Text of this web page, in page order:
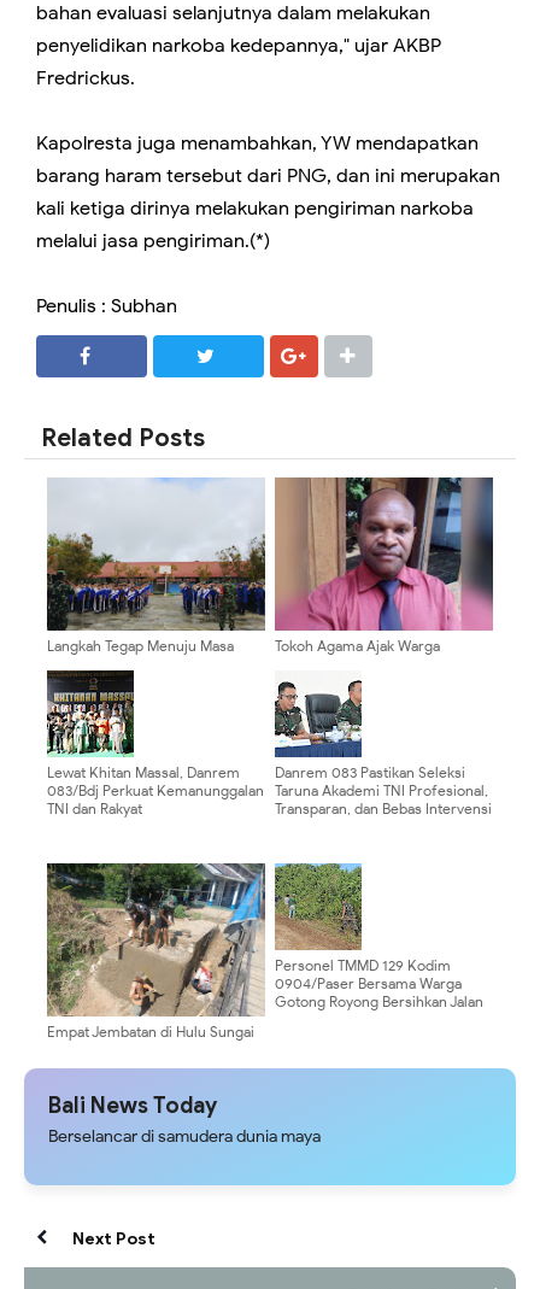
bahan evaluasi selanjutnya dalam melakukan
penyelidikan narkoba kedepannya," ujar AKBP
Fredrickus.
Kapolresta juga menambahkan, YW mendapatkan
barang haram tersebut dari PNG, dan ini merupakan
kali ketiga dirinya melakukan pengiriman narkoba
melalui jasa pengiriman.(*)
Penulis : Subhan
Related Posts
Langkah Tegap Menuju Masa
03/Malinau Kota Tanamkan
Disiplin kepada Siswa Baru
Tokoh Agama Ajak Warga
Provokasi Jelang HUT RI
Lewat Khitan Massal, Danrem
083/Bdj Perkuat Kemanunggalan
TNI dan Rakyat
Danrem 083 Pastikan Seleksi
Taruna Akademi TNI Profesional,
Transparan, dan Bebas Intervensi
Empat Jembatan di Hulu Sungai
Utama
Personel TMMD 129 Kodim
0904/Paser Bersama Warga
Gotong Royong Bersihkan Jalan
Bali News Today
Berselancar di samudera dunia maya
Next Post